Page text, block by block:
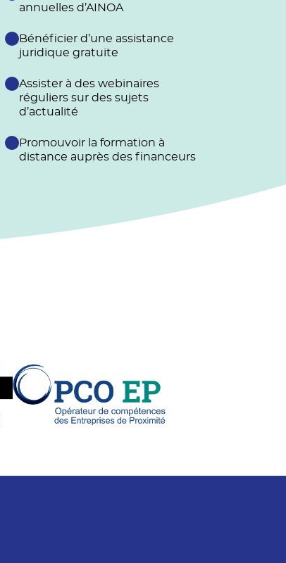
annuelles d’AINOA
Bénéficier d’une assistance
juridique gratuite
Assister à des webinaires
réguliers sur des sujets
d’actualité
Promouvoir la formation à
distance auprès des financeurs